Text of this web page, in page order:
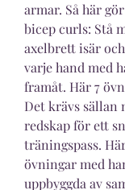
armar. Så här
bicep curls: Stå
axelbrett isär
varje hand med
framåt. Här 7
Det krävs sällan
redskap för ett
träningspass.
övningar med
uppbyggda av